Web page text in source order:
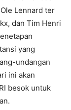
Lennard ter
dan Tim Henri
yang
undangan
ini akan
besok untuk